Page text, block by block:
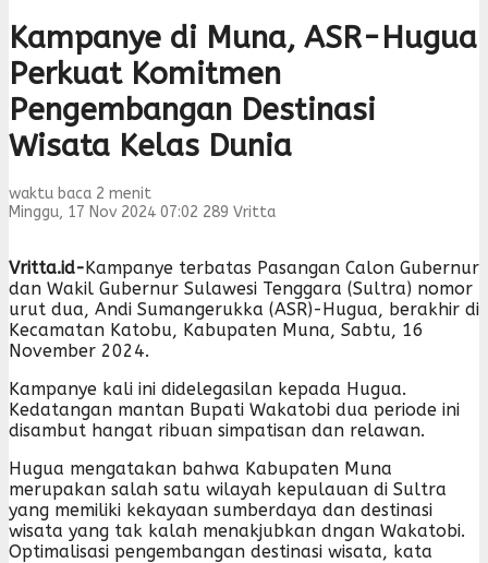
Kampanye di Muna, ASR-Hugua
Perkuat Komitmen
Pengembangan Destinasi
Wisata Kelas Dunia
waktu baca 2 menit
Minggu, 17 Nov 2024 07:02 289 Vritta
Vritta.id-Kampanye terbatas Pasangan Calon Gubernur
dan Wakil Gubernur Sulawesi Tenggara (Sultra) nomor
urut dua, Andi Sumangerukka (ASR)-Hugua, berakhir di
Kecamatan Katobu, Kabupaten Muna, Sabtu, 16
November 2024.
Kampanye kali ini didelegasilan kepada Hugua.
Kedatangan mantan Bupati Wakatobi dua periode ini
disambut hangat ribuan simpatisan dan relawan.
Hugua mengatakan bahwa Kabupaten Muna
merupakan salah satu wilayah kepulauan di Sultra
yang memiliki kekayaan sumberdaya dan destinasi
wisata yang tak kalah menakjubkan dngan Wakatobi.
Optimalisasi pengembangan destinasi wisata, kata